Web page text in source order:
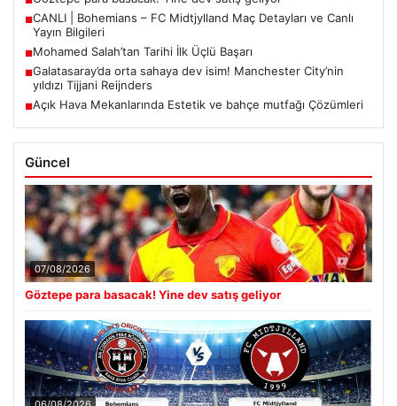
■CANLI | Bohemians – FC Midtjylland Maç Detayları ve Canlı
Yayın Bilgileri
■Mohamed Salah’tan Tarihi İlk Üçlü Başarı
■Galatasaray’da orta sahaya dev isim! Manchester City’nin
yıldızı Tijjani Reijnders
■Açık Hava Mekanlarında Estetik ve bahçe mutfağı Çözümleri
Güncel
07/08/2026
Göztepe para basacak! Yine dev satış geliyor